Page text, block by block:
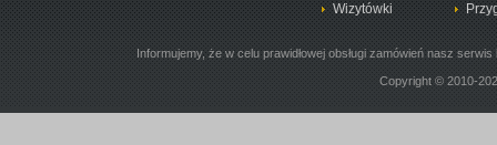
Wizytówki
Informujemy, że w celu prawidłowej obsługi zamówień nasz
Copyright © 2010-